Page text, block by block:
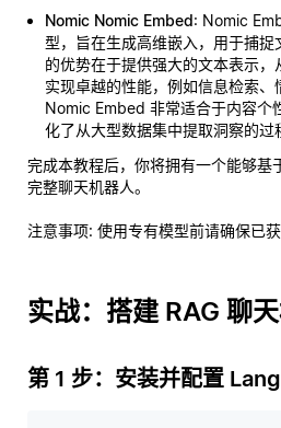
Nomic Nomic Embed: Nomic
型，旨在生成高维嵌入，用于捕
的优势在于提供强大的文本表示
实现卓越的性能，例如信息检索、
Nomic Embed 非常适合于内容个
化了从大型数据集中提取洞察的过
完成本教程后，你将拥有一个能够基
完整聊天机器人。
注意事项: 使用专有模型前请确保已
实战：搭建 RAG 聊
第 1 步：安装并配置